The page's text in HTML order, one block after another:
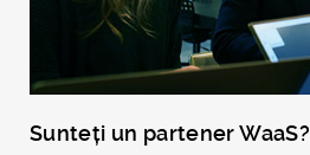
Sunteți un partener WaaS?